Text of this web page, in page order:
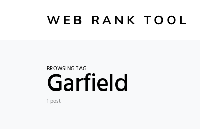
WEB RANK TOOL
BROWSING TAG
Garfield
1 post